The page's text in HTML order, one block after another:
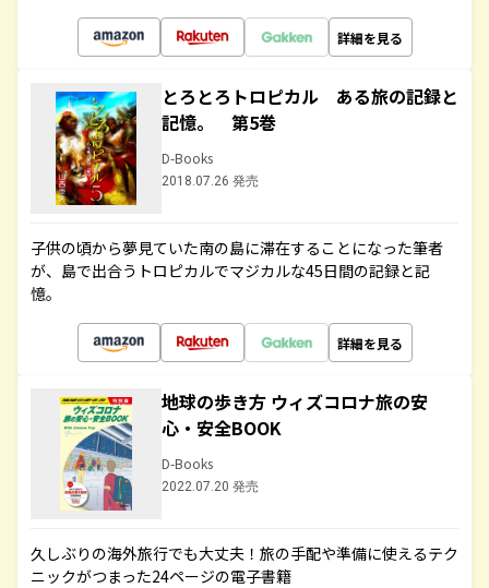
詳細を見る
とろとろトロピカル ある旅の記録と
記憶。 第5巻
D-Books
2018.07.26 発売
子供の頃から夢見ていた南の島に滞在することになった筆者
が、島で出合うトロピカルでマジカルな45日間の記録と記
憶。
詳細を見る
地球の歩き方 ウィズコロナ旅の安
心・安全BOOK
D-Books
2022.07.20 発売
久しぶりの海外旅行でも大丈夫！旅の手配や準備に使えるテク
ニックがつまった24ページの電子書籍